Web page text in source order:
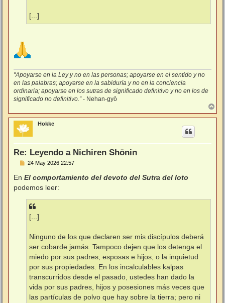
[...]
"Apoyarse en la Ley y no en las personas; apoyarse en el sentido y no
en las palabras; apoyarse en la sabiduría y no en la conciencia
ordinaria; apoyarse en los sutras de significado definitivo y no en los de
significado no definitivo.”- Nehan-gyō
r
r
Hokke
Re: Leyendo a Nichiren Shōnin
M
n
s
a
e
24 May 2026 22:57
En El comportamiento del devoto del Sutra del loto
podemos leer:
[...]
Ninguno de los que declaren ser mis discípulos deberá
ser cobarde jamás. Tampoco dejen que los detenga el
miedo por sus padres, esposas e hijos, o la inquietud
por sus propiedades. En los incalculables kalpas
transcurridos desde el pasado, ustedes han dado la
vida por sus padres, hijos y posesiones más veces que
las partículas de polvo que hay sobre la tierra; pero ni